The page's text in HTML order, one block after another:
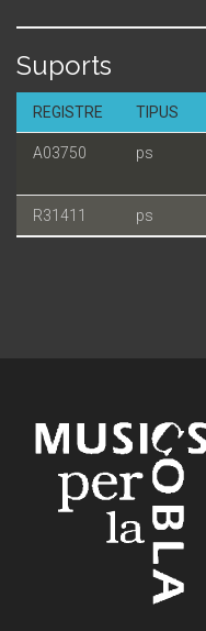
Suports
REGISTRE TIPUS
A03750 ps
R31411 ps